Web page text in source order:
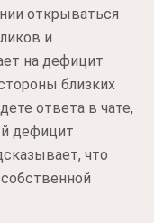
открываться
и
на дефицит
близких
ответа в чате,
дефицит
что